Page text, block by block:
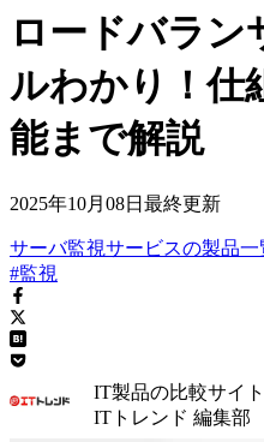
ロードバラン
ルわかり！仕
能まで解説
2025年10月08日 最終更新
サーバ監視サービスの製品一
#監視
IT製品の比較サイト
ITトレンド 編集部